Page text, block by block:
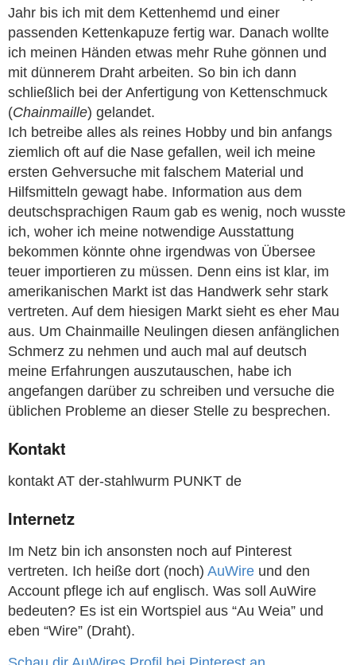
Jahr bis ich mit dem Kettenhemd und einer
passenden Kettenkapuze fertig war. Danach wollte
ich meinen Händen etwas mehr Ruhe gönnen und
mit dünnerem Draht arbeiten. So bin ich dann
schließlich bei der Anfertigung von Kettenschmuck
(Chainmaille) gelandet.
Ich betreibe alles als reines Hobby und bin anfangs
ziemlich oft auf die Nase gefallen, weil ich meine
ersten Gehversuche mit falschem Material und
Hilfsmitteln gewagt habe. Information aus dem
deutschsprachigen Raum gab es wenig, noch wusste
ich, woher ich meine notwendige Ausstattung
bekommen könnte ohne irgendwas von Übersee
teuer importieren zu müssen. Denn eins ist klar, im
amerikanischen Markt ist das Handwerk sehr stark
vertreten. Auf dem hiesigen Markt sieht es eher Mau
aus. Um Chainmaille Neulingen diesen anfänglichen
Schmerz zu nehmen und auch mal auf deutsch
meine Erfahrungen auszutauschen, habe ich
angefangen darüber zu schreiben und versuche die
üblichen Probleme an dieser Stelle zu besprechen.
Kontakt
kontakt AT der-stahlwurm PUNKT de
Internetz
Im Netz bin ich ansonsten noch auf Pinterest
vertreten. Ich heiße dort (noch) AuWire und den
Account pflege ich auf englisch. Was soll AuWire
bedeuten? Es ist ein Wortspiel aus “Au Weia” und
eben “Wire” (Draht).